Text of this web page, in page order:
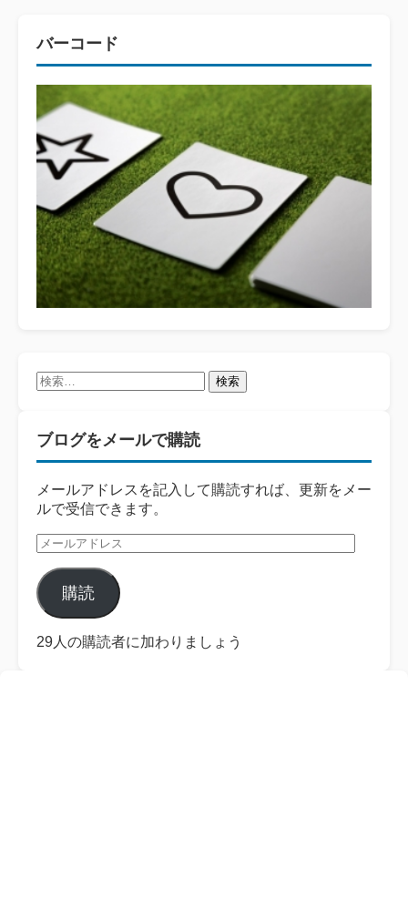
バーコード
検
ブログをメールで購読
メールアドレスを記入して購読すれば、更新をメー
ルで受信できます。
メ
ル
ア
ド
レ
購読
29人の購読者に加わりましょう